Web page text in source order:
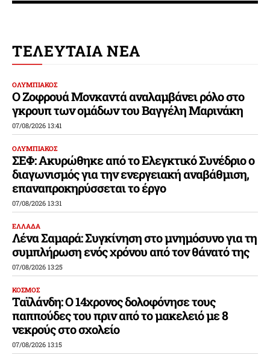
ΤΕΛΕΥΤΑΙΑ ΝΕΑ
ΟΛΥΜΠΙΑΚΟΣ
Ο Ζοφρουά Μονκαντά αναλαμβάνει ρόλο στο
γκρουπ των ομάδων του Βαγγέλη Μαρινάκη
07/08/2026 13:41
ΟΛΥΜΠΙΑΚΟΣ
ΣΕΦ: Ακυρώθηκε από το Ελεγκτικό Συνέδριο ο
διαγωνισμός για την ενεργειακή αναβάθμιση,
επαναπροκηρύσσεται το έργο
07/08/2026 13:31
ΕΛΛΑΔΑ
Λένα Σαμαρά: Συγκίνηση στο μνημόσυνο για τη
συμπλήρωση ενός χρόνου από τον θάνατό της
07/08/2026 13:25
ΚΟΣΜΟΣ
Ταϊλάνδη: Ο 14χρονος δολοφόνησε τους
παππούδες του πριν από το μακελειό με 8
νεκρούς στο σχολείο
07/08/2026 13:15